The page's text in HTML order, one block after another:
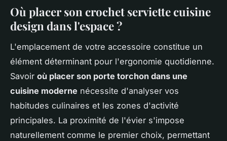
Où placer son crochet serviette cuisine
design dans l'espace ?
L'emplacement de votre accessoire constitue un
élément déterminant pour l'ergonomie quotidienne.
Savoir où placer son porte torchon dans une
cuisine moderne nécessite d'analyser vos
habitudes culinaires et les zones d'activité
principales. La proximité de l'évier s'impose
naturellement comme le premier choix, permettant